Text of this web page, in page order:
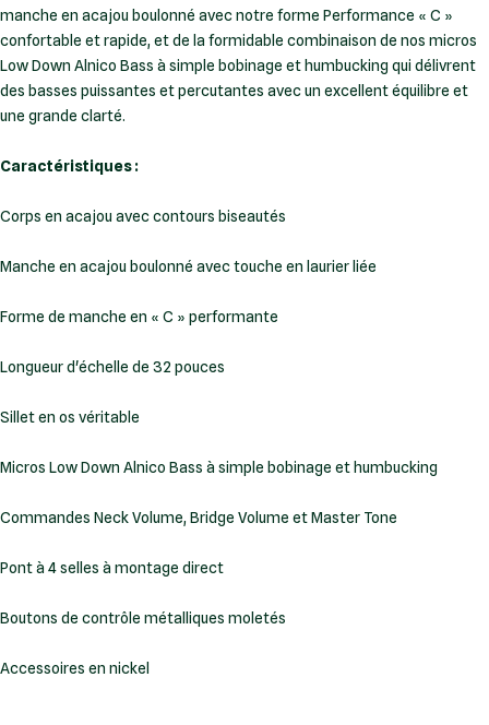
manche en acajou boulonné avec notre forme Performance « C »
confortable et rapide, et de la formidable combinaison de nos micros
Low Down Alnico Bass à simple bobinage et humbucking qui délivrent
des basses puissantes et percutantes avec un excellent équilibre et
une grande clarté.
Caractéristiques :
Corps en acajou avec contours biseautés
Manche en acajou boulonné avec touche en laurier liée
Forme de manche en « C » performante
Longueur d'échelle de 32 pouces
Sillet en os véritable
Micros Low Down Alnico Bass à simple bobinage et humbucking
Commandes Neck Volume, Bridge Volume et Master Tone
Pont à 4 selles à montage direct
Boutons de contrôle métalliques moletés
Accessoires en nickel